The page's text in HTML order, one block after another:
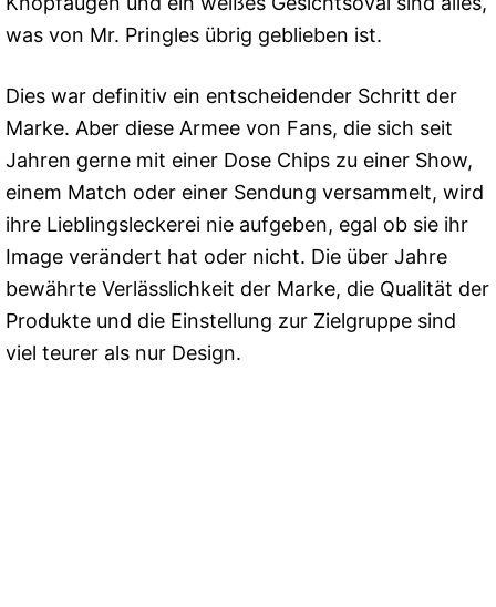
was von Mr. Pringles übrig geblieben ist.
Dies war definitiv ein entscheidender Schritt der
Marke. Aber diese Armee von Fans, die sich seit
Jahren gerne mit einer Dose Chips zu einer Show,
einem Match oder einer Sendung versammelt, wird
ihre Lieblingsleckerei nie aufgeben, egal ob sie ihr
Image verändert hat oder nicht. Die über Jahre
bewährte Verlässlichkeit der Marke, die Qualität der
Produkte und die Einstellung zur Zielgruppe sind
viel teurer als nur Design.